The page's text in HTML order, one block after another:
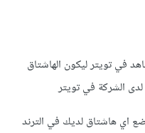
في تويتر ليكون الهاشتاق
الشركة في تويتر
اي هاشتاق لديك في الترند